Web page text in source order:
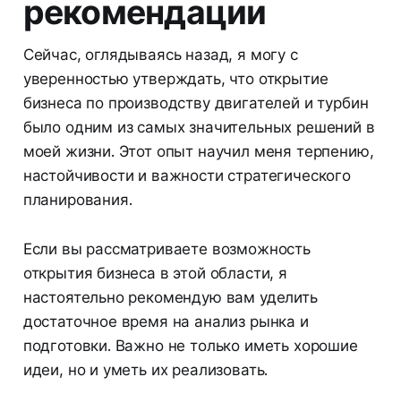
рекомендации
Сейчас, оглядываясь назад, я могу с
уверенностью утверждать, что открытие
бизнеса по производству двигателей и турбин
было одним из самых значительных решений в
моей жизни. Этот опыт научил меня терпению,
настойчивости и важности стратегического
планирования.
Если вы рассматриваете возможность
открытия бизнеса в этой области, я
настоятельно рекомендую вам уделить
достаточное время на анализ рынка и
подготовки. Важно не только иметь хорошие
идеи, но и уметь их реализовать.